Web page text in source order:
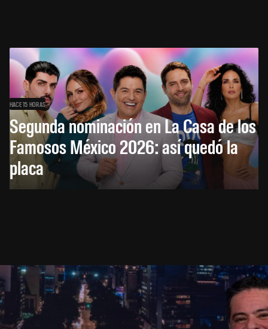
HACE 15 HORAS
Segunda nominación en La Casa de los
Famosos México 2026: así quedó la
placa